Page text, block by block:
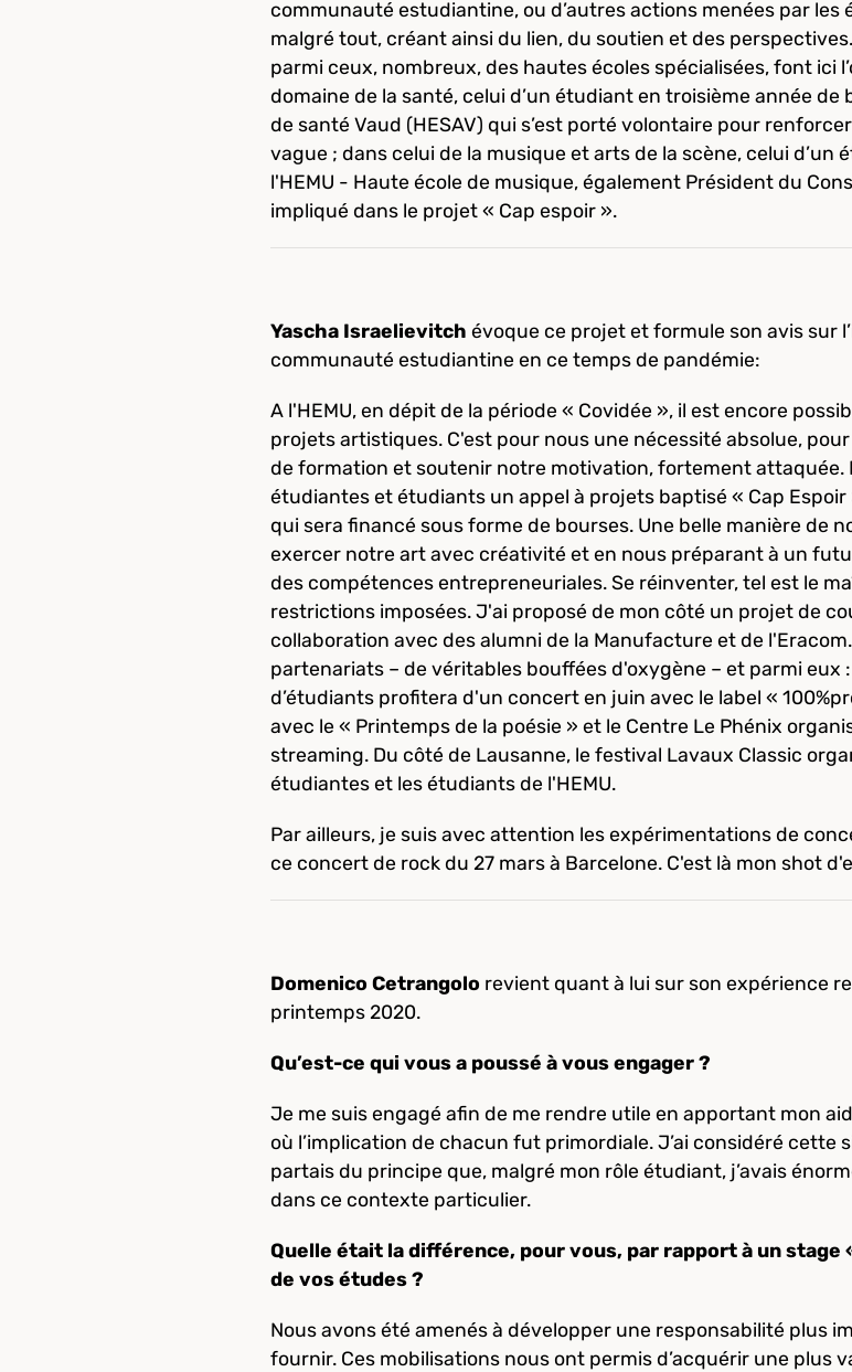
communauté estudiantine, ou d’autres actions menées par
malgré tout, créant ainsi du lien, du soutien et des
parmi ceux, nombreux, des hautes écoles spécialisées, font ici
domaine de la santé, celui d’un étudiant en troisième année
de santé Vaud (HESAV) qui s’est porté volontaire pour
vague ; dans celui de la musique et arts de la scène, celui
l'HEMU - Haute école de musique, également Président du
impliqué dans le projet « Cap espoir ».
Yascha Israelievitch évoque ce projet et formule son avis sur
communauté estudiantine en ce temps de pandémie:
A l'HEMU, en dépit de la période « Covidée », il est encore
projets artistiques. C'est pour nous une nécessité absolue,
de formation et soutenir notre motivation, fortement attaquée.
étudiantes et étudiants un appel à projets baptisé « Cap
qui sera financé sous forme de bourses. Une belle manière de
exercer notre art avec créativité et en nous préparant à un
des compétences entrepreneuriales. Se réinventer, tel est le
restrictions imposées. J'ai proposé de mon côté un projet de
collaboration avec des alumni de la Manufacture et de
partenariats – de véritables bouffées d'oxygène – et parmi
d’étudiants profitera d'un concert en juin avec le label «
avec le « Printemps de la poésie » et le Centre Le Phénix
streaming. Du côté de Lausanne, le festival Lavaux Classic
étudiantes et les étudiants de l'HEMU.
Par ailleurs, je suis avec attention les expérimentations de
ce concert de rock du 27 mars à Barcelone. C'est là mon shot
Domenico Cetrangolo revient quant à lui sur son expérience
printemps 2020.
Qu’est-ce qui vous a poussé à vous engager ?
Je me suis engagé afin de me rendre utile en apportant mon
où l’implication de chacun fut primordiale. J’ai considéré
partais du principe que, malgré mon rôle étudiant, j’avais
dans ce contexte particulier.
Quelle était la différence, pour vous, par rapport à un stage
de vos études ?
Nous avons été amenés à développer une responsabilité plus
fournir. Ces mobilisations nous ont permis d’acquérir une plus